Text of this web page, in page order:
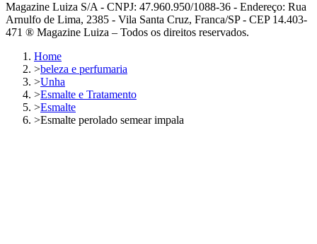
Magazine Luiza S/A - CNPJ: 47.960.950/1088-36 - Endereço: Rua
Arnulfo de Lima, 2385 - Vila Santa Cruz, Franca/SP - CEP 14.403-
471 ® Magazine Luiza – Todos os direitos reservados.
Home
>beleza e perfumaria
>Unha
>Esmalte e Tratamento
>Esmalte
>Esmalte perolado semear impala